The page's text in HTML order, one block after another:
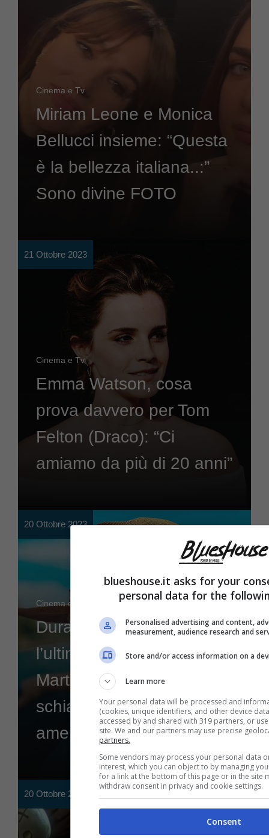
Cinema e Tv
Miriam Leone e Monica
Bellucci insieme: “Questa
è la bellezza italiana..:”
Sono divine FOTO
21 Ottobre 2023
Cinema e Tv
Emma Watson, cosa
prova davvero per Tom
Felton (Draco): “Ci
amiamo da più di 20 anni”
20 Ottobre 2023
Cinema e Tv
Dura quasi 3 ore e mezza
l’ultimo capolavoro di
Martin Scorsese: uno
schiaffo in faccia agli
americani
20 Ottobre 2023
blueshouse.it asks for your
personal data for the
Personalised advertising and content,
measurement, audience research and
Store and/or access information on a
Learn more
Your personal data will be processed and
(cookies, unique identifiers, and other device
accessed by and shared with 319 partners, or
site. We and our partners may use precise
partners.
Some vendors may process your personal data
interest, which you can object to by managing
for a link at the bottom of this page or in the site
withdraw consent in privacy and cookie settings.
Consent